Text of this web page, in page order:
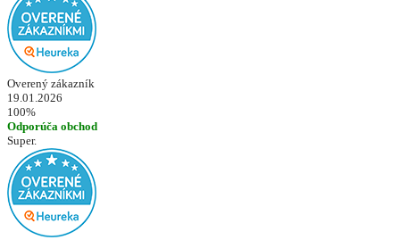
Overený zákazník
19.01.2026
100%
Odporúča obchod
Super.